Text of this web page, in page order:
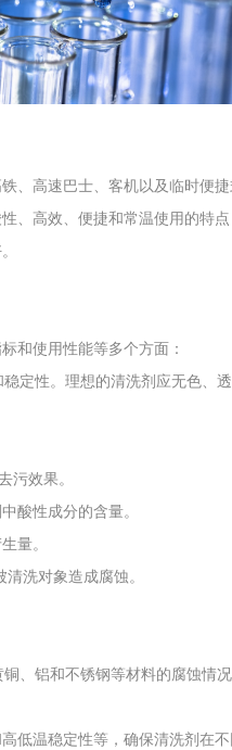
VOCs废气治理
综合利用工程
、高速巴士、客机以及临时便
、高效、便捷和常温使用的特
和使用性能等多个方面：
定性。理想的清洗剂应无色、
污效果。
酸性成分的含量。
量。
洗对象造成腐蚀。
、铝和不锈钢等材料的腐蚀情
低温稳定性等，确保清洗剂在不